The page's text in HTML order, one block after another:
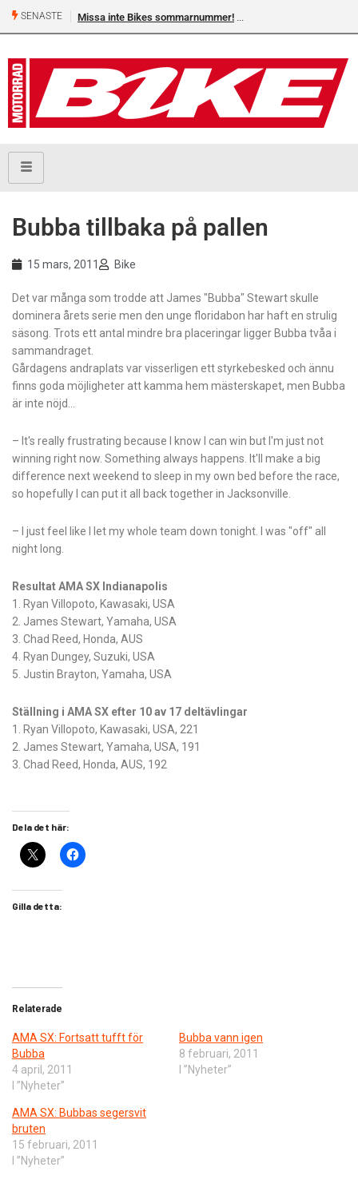
SENASTE Missa inte Bikes sommarnummer!
Bubba tillbaka på pallen
15 mars, 2011 Bike
Det var många som trodde att James "Bubba" Stewart skulle
dominera årets serie men den unge floridabon har haft en strulig
säsong. Trots ett antal mindre bra placeringar ligger Bubba tvåa i
sammandraget.
Gårdagens andraplats var visserligen ett styrkebesked och ännu
finns goda möjligheter att kamma hem mästerskapet, men Bubba
är inte nöjd…
– It's really frustrating because I know I can win but I'm just not
winning right now. Something always happens. It'll make a big
difference next weekend to sleep in my own bed before the race,
so hopefully I can put it all back together in Jacksonville.
– I just feel like I let my whole team down tonight. I was "off" all
night long.
Resultat AMA SX Indianapolis
1. Ryan Villopoto, Kawasaki, USA
2. James Stewart, Yamaha, USA
3. Chad Reed, Honda, AUS
4. Ryan Dungey, Suzuki, USA
5. Justin Brayton, Yamaha, USA
Ställning i AMA SX efter 10 av 17 deltävlingar
1. Ryan Villopoto, Kawasaki, USA, 221
2. James Stewart, Yamaha, USA, 191
3. Chad Reed, Honda, AUS, 192
Dela det här:
Gilla detta:
Relaterade
AMA SX: Fortsatt tufft för
Bubba
4 april, 2011
I ”Nyheter”
Bubba vann igen
8 februari, 2011
I ”Nyheter”
AMA SX: Bubbas segersvit
bruten
15 februari, 2011
I ”Nyheter”